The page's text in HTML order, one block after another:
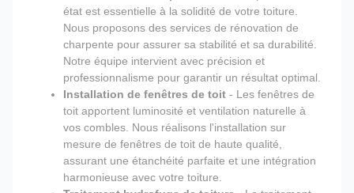
état est essentielle à la solidité de votre toiture.
Nous proposons des services de rénovation de
charpente pour assurer sa stabilité et sa durabilité.
Notre équipe intervient avec précision et
professionnalisme pour garantir un résultat optimal.
Installation de fenêtres de toit - Les fenêtres de
toit apportent luminosité et ventilation naturelle à
vos combles. Nous réalisons l'installation sur
mesure de fenêtres de toit de haute qualité,
assurant une étanchéité parfaite et une intégration
harmonieuse avec votre toiture.